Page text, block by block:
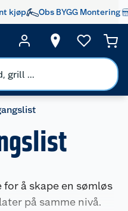
kjøp Obs BYGG Montering
å skape en sømløs
på samme nivå.